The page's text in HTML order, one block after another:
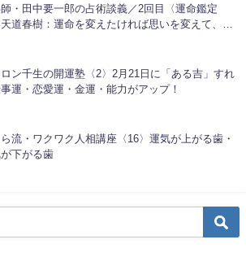
・田中要一郎の占術談義／2回目〈運命鑑定
道春樹：運命を変えたければ思いを変えて、感
ン千生の開運塾〈2〉2月21日に「ある吉」すれ
運・恋愛運・金運・能力がアップ！
流・ワクワク人相講座〈16〉運気が上がる歯・
下がる歯